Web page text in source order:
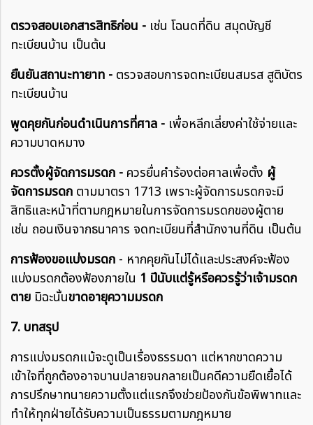
ตรวจสอบเอกสารสิทธิก่อน - เช่น โฉนดที่ดิน สมุดบัญชี
ทะเบียนบ้าน เป็นต้น
ยืนยันสถานะทายาท - ตรวจสอบการจดทะเบียนสมรส สูติบัตร
ทะเบียนบ้าน
พูดคุยกันก่อนดำเนินการที่ศาล - เพื่อหลีกเลี่ยงค่าใช้จ่ายและ
ความบาดหมาง
ควรตั้งผู้จัดการมรดก - ควรยื่นคำร้องต่อศาลเพื่อตั้ง ผู้
จัดการมรดก ตามมาตรา 1713 เพราะผู้จัดการมรดกจะมี
สิทธิและหน้าที่ตามกฎหมายในการจัดการมรดกของผู้ตาย
เช่น ถอนเงินจากธนาคาร จดทะเบียนที่สำนักงานที่ดิน เป็นต้น
การฟ้องขอแบ่งมรดก - หากคุยกันไม่ได้และประสงค์จะฟ้อง
แบ่งมรดกต้องฟ้องภายใน 1 ปีนับแต่รู้หรือควรรู้ว่าเจ้ามรดก
ตาย มิฉะนั้นขาดอายุความมรดก
7. บทสรุป
การแบ่งมรดกแม้จะดูเป็นเรื่องธรรมดา แต่หากขาดความ
เข้าใจที่ถูกต้องอาจบานปลายจนกลายเป็นคดีความยืดเยื้อได้
การปรึกษาทนายความตั้งแต่แรกจึงช่วยป้องกันข้อพิพาทและ
ทำให้ทุกฝ่ายได้รับความเป็นธรรมตามกฎหมาย